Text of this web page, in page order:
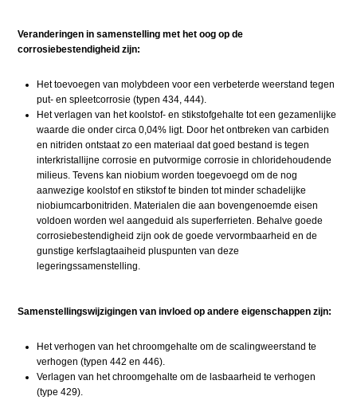
Veranderingen in samenstelling met het oog op de
corrosiebestendigheid zijn:
Het toevoegen van molybdeen voor een verbeterde weerstand tegen
put- en spleetcorrosie (typen 434, 444).
Het verlagen van het koolstof- en stikstofgehalte tot een gezamenlijke
waarde die onder circa 0,04% ligt. Door het ontbreken van carbiden
en nitriden ontstaat zo een materiaal dat goed bestand is tegen
interkristallijne corrosie en putvormige corrosie in chloridehoudende
milieus. Tevens kan niobium worden toegevoegd om de nog
aanwezige koolstof en stikstof te binden tot minder schadelijke
niobiumcarbonitriden. Materialen die aan bovengenoemde eisen
voldoen worden wel aangeduid als superferrieten. Behalve goede
corrosiebestendigheid zijn ook de goede vervormbaarheid en de
gunstige kerfslagtaaiheid pluspunten van deze
legeringssamenstelling.
Samenstellingswijzigingen van invloed op andere eigenschappen zijn:
Het verhogen van het chroomgehalte om de scalingweerstand te
verhogen (typen 442 en 446).
Verlagen van het chroomgehalte om de lasbaarheid te verhogen
(type 429).